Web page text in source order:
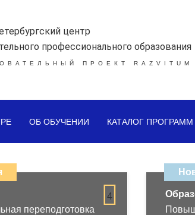
центр
профессионального образования
ПРОЕКТ RAZVITUM
ОБ ОБУЧЕНИИ КАТАЛОГ ПРОГРАММ
4
переподготовка